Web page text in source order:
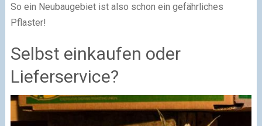
So ein Neubaugebiet ist also schon ein gefährliches
Pflaster!
Selbst einkaufen oder
Lieferservice?